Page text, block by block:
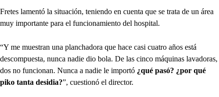
Fretes lamentó la situación, teniendo en cuenta que se trata de un área
muy importante para el funcionamiento del hospital.
“Y me muestran una planchadora que hace casi cuatro años está
descompuesta, nunca nadie dio bola. De las cinco máquinas lavadoras,
dos no funcionan. Nunca a nadie le importó ¿qué pasó? ¿por qué
piko tanta desidia?”, cuestionó el director.